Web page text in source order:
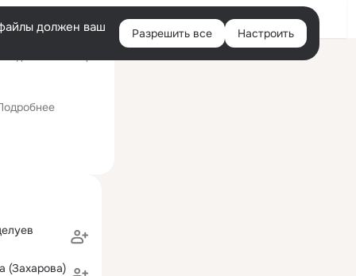
Войти
должен ваш
Разрешить все Настроить
(Захарова)